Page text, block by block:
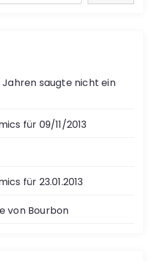
Jahren saugte nicht ein
für 09/11/2013
für 23.01.2013
von Bourbon